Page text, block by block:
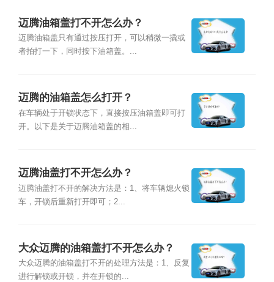
迈腾油箱盖打不开怎么办？
迈腾油箱盖只有通过按压打开，可以稍微一撬或
者拍打一下，同时按下油箱盖。...
迈腾的油箱盖怎么打开？
在车辆处于开锁状态下，直接按压油箱盖即可打
开。以下是关于迈腾油箱盖的相...
迈腾油盖打不开怎么办？
迈腾油盖打不开的解决方法是：1、将车辆熄火锁
车，开锁后重新打开即可；2...
大众迈腾的油箱盖打不开怎么办？
大众迈腾的油箱盖打不开的处理方法是：1、反复
进行解锁或开锁，并在开锁的...